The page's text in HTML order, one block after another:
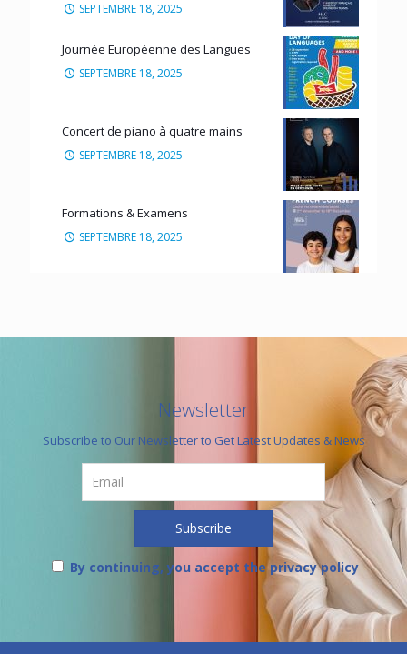
SEPTEMBRE 18, 2025
Journée Européenne des Langues
SEPTEMBRE 18, 2025
Concert de piano à quatre mains
SEPTEMBRE 18, 2025
Formations & Examens
SEPTEMBRE 18, 2025
Newsletter
Subscribe to Our Newsletter to Get Latest Updates & News
By continuing, you accept the privacy policy